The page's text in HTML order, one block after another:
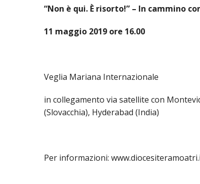
“Non è qui. È risorto!” – In cammino
11 maggio 2019 ore 16.00
Veglia Mariana Internazionale
in collegamento via satellite con
(Slovacchia), Hyderabad (India)
Per informazioni: